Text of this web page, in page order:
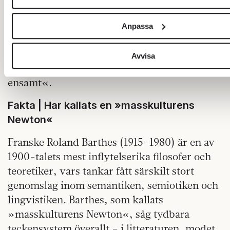
och analysera vår trafik. Vi vidarebefordrar även sådana
analysföretag som vi samarbetar med. Dessa kan i sin tur
informationen med annan information som du har
de har samlat in när du har använt deras tjänster.
Om du vill läsa mer om hur vi hanterar personuppgifter kan
här.
Anpassa
Avvisa
Allt det här skulle en fransk filosof kunna
undervisa om. Men gång på gång skulle han
förstås tala för de redan frälsta. För kärlekens
samtal är, som han skriver »något ytterligt
ensamt«.
Fakta | Har kallats en »masskulturens
Newton«
Franske Roland Barthes (1915–1980) är en av
1900-talets mest inflytelserika filosofer och
teoretiker, vars tankar fått särskilt stort
genomslag inom semantiken, semiotiken och
lingvistiken. Barthes, som kallats
»masskulturens Newton«, såg tydbara